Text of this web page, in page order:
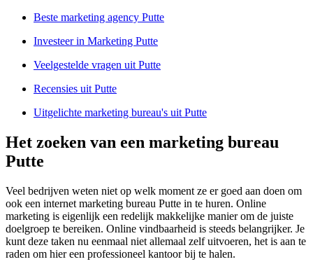
Beste marketing agency Putte
Investeer in Marketing Putte
Veelgestelde vragen uit Putte
Recensies uit Putte
Uitgelichte marketing bureau's uit Putte
Het zoeken van een marketing bureau
Putte
Veel bedrijven weten niet op welk moment ze er goed aan doen om
ook een internet marketing bureau Putte in te huren. Online
marketing is eigenlijk een redelijk makkelijke manier om de juiste
doelgroep te bereiken. Online vindbaarheid is steeds belangrijker. Je
kunt deze taken nu eenmaal niet allemaal zelf uitvoeren, het is aan te
raden om hier een professioneel kantoor bij te halen.